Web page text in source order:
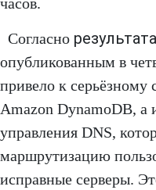
Согласно
опубликованным в
привело к
Amazon DynamoDB, а
управления DNS,
маршрутизацию
исправные серверы.